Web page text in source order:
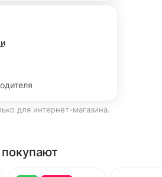
для интернет-магазина.